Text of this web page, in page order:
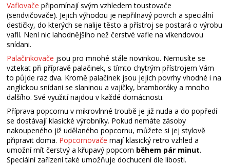
Vaflovače připomínají svým vzhledem toustovače
(sendvičovače). Jejich výhodou je nepřilnavý povrch a speciální
destičky, do kterých se nalije těsto a přístroj se postará o výrobu
vaflí. Není nic lahodnějšího než čerstvé vafle na víkendovou
snídani.
Palačinkovače jsou pro mnohé stále novinkou. Nemusíte se
vztekat při přípravě palačinek, s tímto chytrým přístrojem Vám
to půjde raz dva. Kromě palačinek jsou jejich povrhy vhodné i na
anglickou snídani se slaninou a vajíčky, bramboráky a mnoho
dalšího. Své využití najdou v každé domácnosti.
Příprava popcornu v mikrovlnné troubě je již nuda a do popředí
se dostávají klasické výrobníky. Pokud nemáte zásoby
nakoupeného již udělaného popcornu, můžete si jej stylově
připravit doma. Popcornovače mají klasický retro vzhled a
umožní mít čerstvý a křupavý popcorn během pár minut.
Speciální zařízení také umožňuje dochucení dle libosti.